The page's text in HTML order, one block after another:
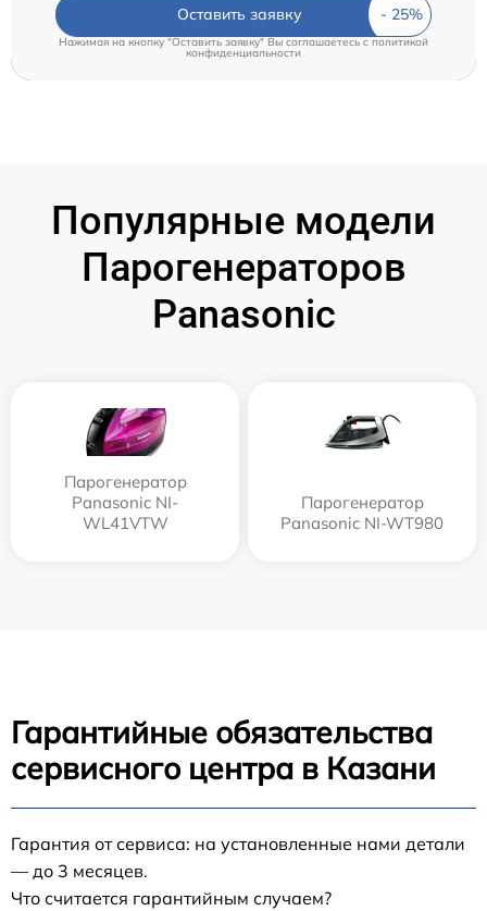
Оставить заявку
Нажимая на кнопку "Оставить заявку" Вы соглашаетесь cполитикой
конфиденциальности
Популярные модели
Парогенераторов
Panasonic
Парогенератор
Panasonic NI-
WL41VTW
Парогенератор
Panasonic NI-WT980
Гарантийные обязательства
сервисного центра в Казани
Гарантия от сервиса: на установленные нами детали
— до 3 месяцев.
Что считается гарантийным случаем?